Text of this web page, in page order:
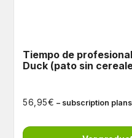
Tiempo de
Duck (pato sin
56,95€ – subscription